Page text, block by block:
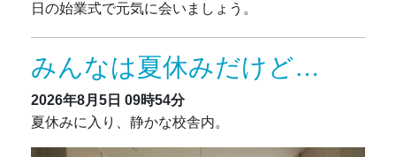
日の始業式で元気に会いましょう。
みんなは夏休みだけど…
2026年8月5日 09時54分
夏休みに入り、静かな校舎内。